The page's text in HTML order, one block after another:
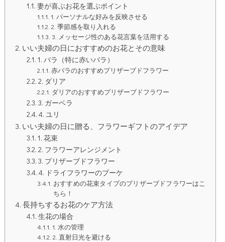
妻が喜ぶお花を選ぶポイント
1. パーソナルな好みを反映させる
2. 季節感を取り入れる
3. メッセージ性のある花言葉を活用する
いい夫婦の日におすすめのお花とその意味
1. バラ（特に赤いバラ）
赤バラのおすすめプリザーブドフラワー
2. ダリア
ダリアのおすすめプリザーブドフラワー
3. ガーベラ
4. ユリ
いい夫婦の日に贈る、フラワーギフトのアイデア
1. 花束
2. フラワーアレンジメント
3. プリザーブドフラワー
4. ドライフラワーのブーケ
おすすめの花束タイプのプリザーブドフラワーはこ
ちら！
長持ちするお花のケア方法
生花の場合
1. 水の管理
2. 直射日光を避ける